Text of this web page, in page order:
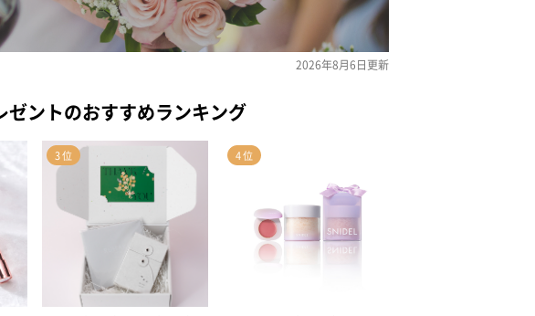
2026年8月6日更新
ントのおすすめランキング